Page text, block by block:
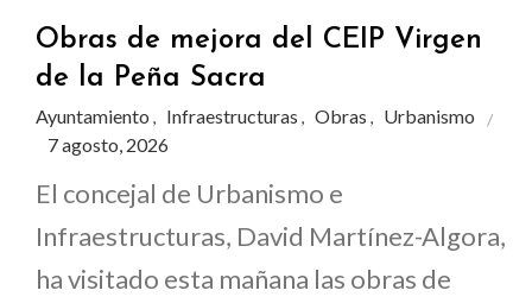
Obras de mejora del CEIP Virgen
de la Peña Sacra
Ayuntamiento , Infraestructuras , Obras , Urbanismo
7 agosto, 2026
El concejal de Urbanismo e
Infraestructuras, David Martínez-Algora,
ha visitado esta mañana las obras de